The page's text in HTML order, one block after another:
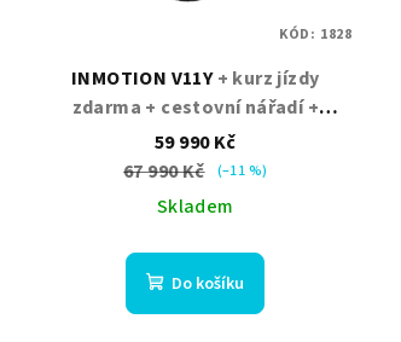
INMOTION V11Y+ kurz jízdy
zdarma + cestovní nářadí +
chrániče
59 990 Kč
67 990 Kč
(–11 %)
Skladem
Do košíku
KÓD: 1828